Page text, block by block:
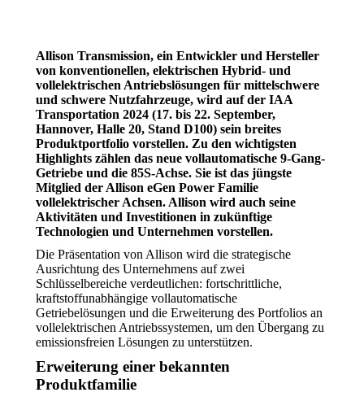
Allison Transmission, ein Entwickler und Hersteller
von konventionellen, elektrischen Hybrid- und
vollelektrischen Antriebslösungen für mittelschwere
und schwere Nutzfahrzeuge, wird auf der IAA
Transportation 2024 (17. bis 22. September,
Hannover, Halle 20, Stand D100) sein breites
Produktportfolio vorstellen. Zu den wichtigsten
Highlights zählen das neue vollautomatische 9-Gang-
Getriebe und die 85S-Achse. Sie ist das jüngste
Mitglied der Allison eGen Power Familie
vollelektrischer Achsen. Allison wird auch seine
Aktivitäten und Investitionen in zukünftige
Technologien und Unternehmen vorstellen.
Die Präsentation von Allison wird die strategische
Ausrichtung des Unternehmens auf zwei
Schlüsselbereiche verdeutlichen: fortschrittliche,
kraftstoffunabhängige vollautomatische
Getriebelösungen und die Erweiterung des Portfolios an
vollelektrischen Antriebssystemen, um den Übergang zu
emissionsfreien Lösungen zu unterstützen.
Erweiterung einer bekannten
Produktfamilie